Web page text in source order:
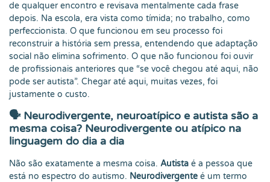
de qualquer encontro e revisava mentalmente cada frase
depois. Na escola, era vista como tímida; no trabalho, como
perfeccionista. O que funcionou em seu processo foi
reconstruir a história sem pressa, entendendo que adaptação
social não elimina sofrimento. O que não funcionou foi ouvir
de profissionais anteriores que “se você chegou até aqui, não
pode ser autista”. Chegar até aqui, muitas vezes, foi
justamente o custo.
🗣️ Neurodivergente, neuroatípico e autista são a
mesma coisa? Neurodivergente ou atípico na
linguagem do dia a dia
Não são exatamente a mesma coisa. Autista é a pessoa que
está no espectro do autismo. Neurodivergente é um termo